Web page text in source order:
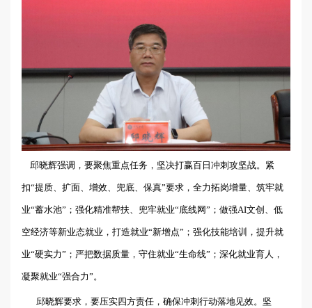
邱晓辉强调，要聚焦重点任务，坚决打赢百日冲刺攻坚战。紧
扣“提质、扩面、增效、兜底、保真”要求，全力拓岗增量、筑牢就
业“蓄水池”；强化精准帮扶、兜牢就业“底线网”；做强AI文创、低
空经济等新业态就业，打造就业“新增点”；强化技能培训，提升就
业“硬实力”；严把数据质量，守住就业“生命线”；深化就业育人，
凝聚就业“强合力”。
邱晓辉要求，要压实四方责任，确保冲刺行动落地见效。坚